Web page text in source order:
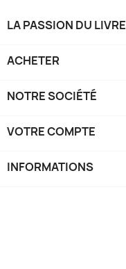
LA PASSION DU LIVRE
ACHETER
NOTRE SOCIÉTÉ
VOTRE COMPTE
INFORMATIONS